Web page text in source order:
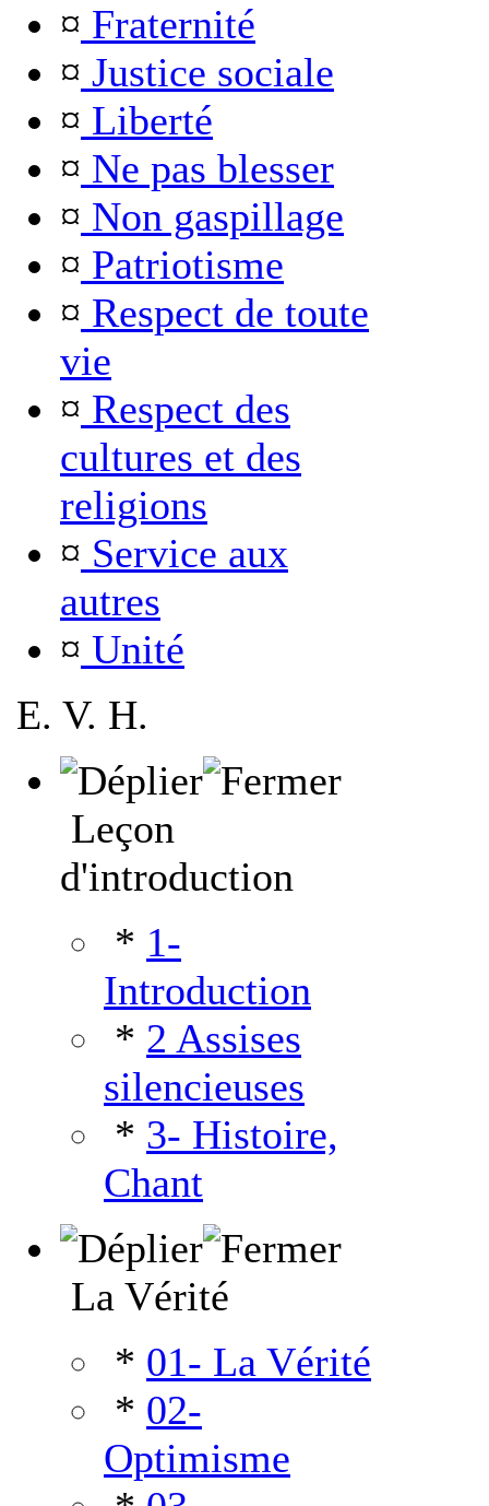
¤ Fraternité
¤ Justice sociale
¤ Liberté
¤ Ne pas blesser
¤ Non gaspillage
¤ Patriotisme
¤ Respect de toute
vie
¤ Respect des
cultures et des
religions
¤ Service aux
autres
¤ Unité
E. V. H.
Leçon
d'introduction
* 1-
Introduction
* 2 Assises
silencieuses
* 3- Histoire,
Chant
La Vérité
* 01- La Vérité
* 02-
Optimisme